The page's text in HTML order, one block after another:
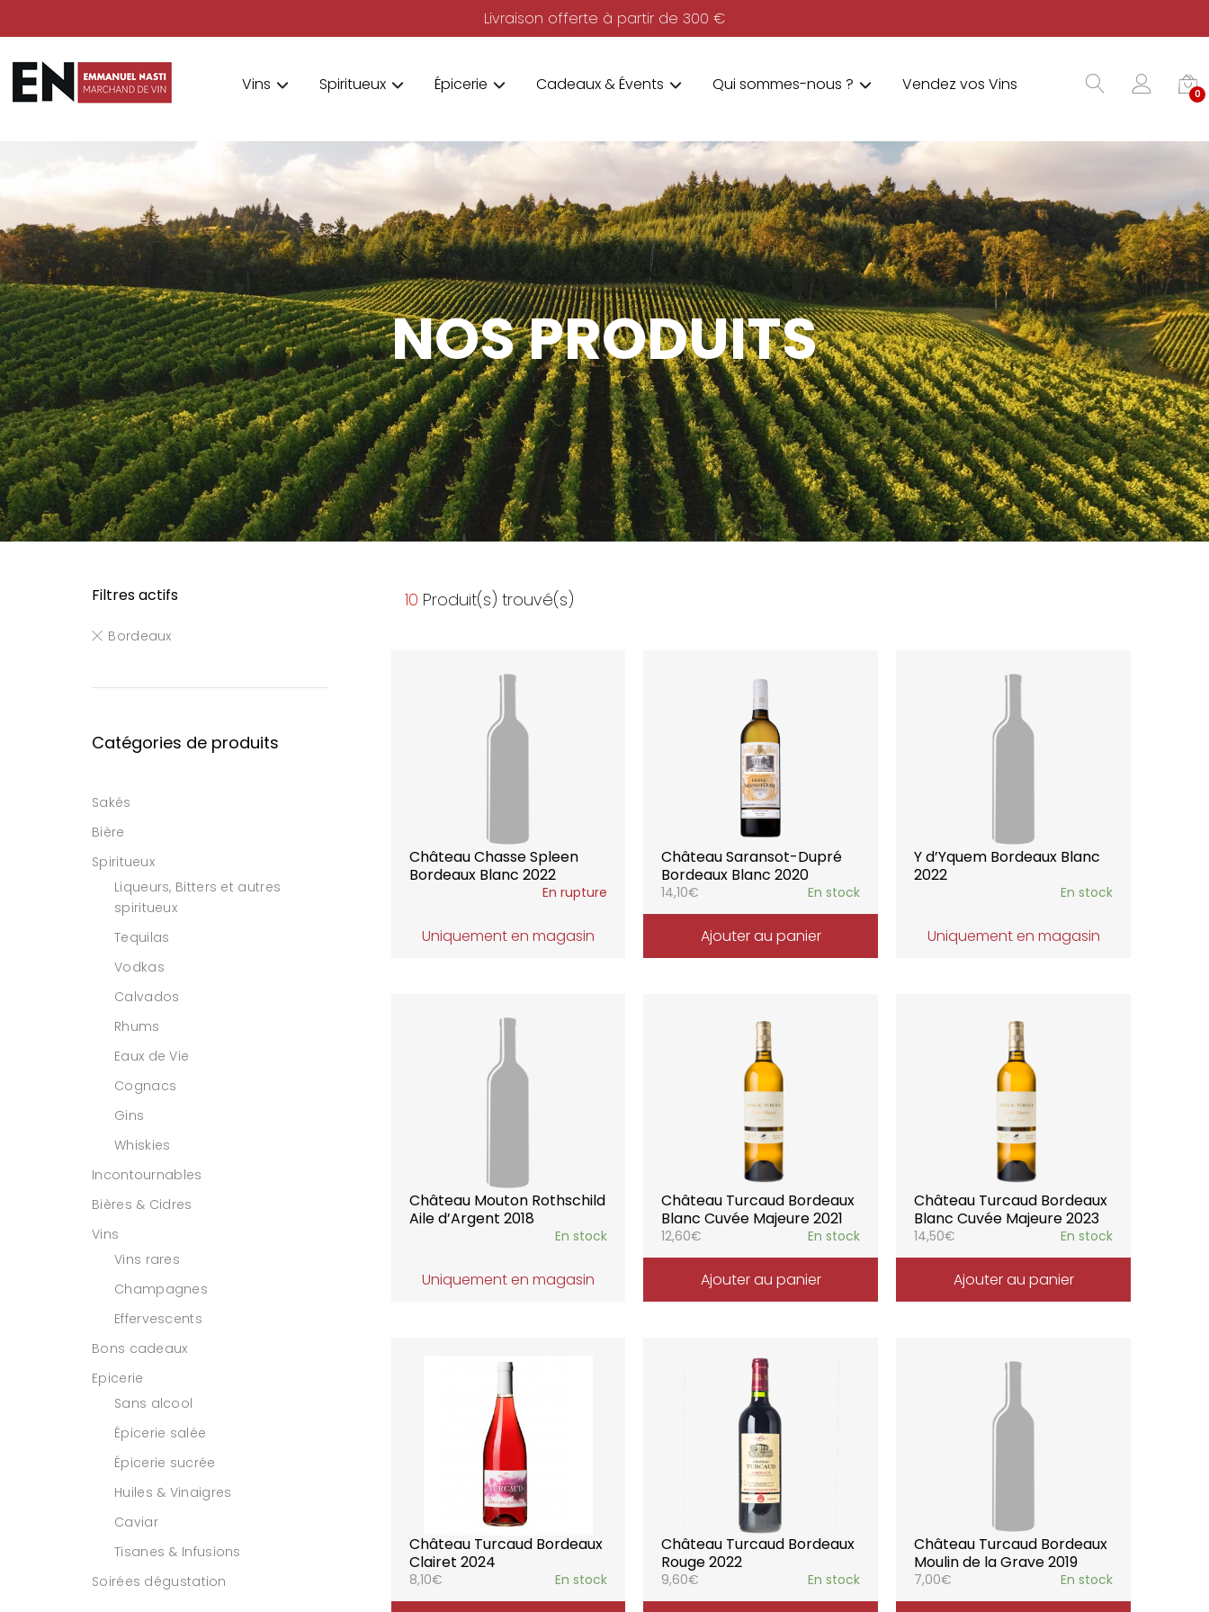
Livraison offerte à partir de 300 €
Vins Spiritueux Épicerie Cadeaux & Évents Qui sommes-nous ? Vendez vos Vins 0
NOS PRODUITS
10 Produit(s) trouvé(s)
Château Chasse Spleen
Bordeaux Blanc 2022
En rupture
Uniquement en magasin
Château Saransot-Dupré
Bordeaux Blanc 2020
14,10€ En stock
Ajouter au panier
Y d’Yquem Bordeaux Blanc
2022
En stock
Uniquement en magasin
Château Mouton Rothschild
Aile d’Argent 2018
En stock
Uniquement en magasin
Château Turcaud Bordeaux
Blanc Cuvée Majeure 2021
12,60€ En stock
Ajouter au panier
Château Turcaud Bordeaux
Blanc Cuvée Majeure 2023
14,50€ En stock
Ajouter au panier
Château Turcaud Bordeaux
Clairet 2024
8,10€ En stock
Château Turcaud Bordeaux
Rouge 2022
9,60€ En stock
Château Turcaud Bordeaux
Moulin de la Grave 2019
7,00€ En stock
Filtres actifs
Bordeaux
Catégories de produits
Sakés
Bière
Spiritueux
Liqueurs, Bitters et autres
spiritueux
Tequilas
Vodkas
Calvados
Rhums
Eaux de Vie
Cognacs
Gins
Whiskies
Incontournables
Bières & Cidres
Vins
Vins rares
Champagnes
Effervescents
Bons cadeaux
Epicerie
Sans alcool
Épicerie salée
Épicerie sucrée
Huiles & Vinaigres
Caviar
Tisanes & Infusions
Soirées dégustation